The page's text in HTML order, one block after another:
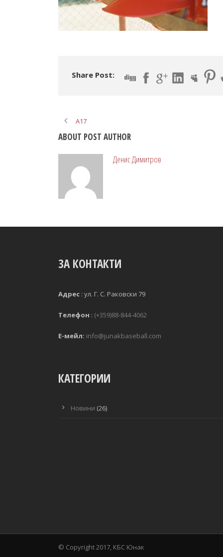
Share Post:
A17
ABOUT POST AUTHOR
Денис Димитров
ЗА КОНТАКТИ
Адрес :
Телефон : (+359)88-844-4062
Е-мейл: info@junakbaseball.com
КАТЕГОРИИ
Новини (26)
© Copyright 2017, КБС Юнак